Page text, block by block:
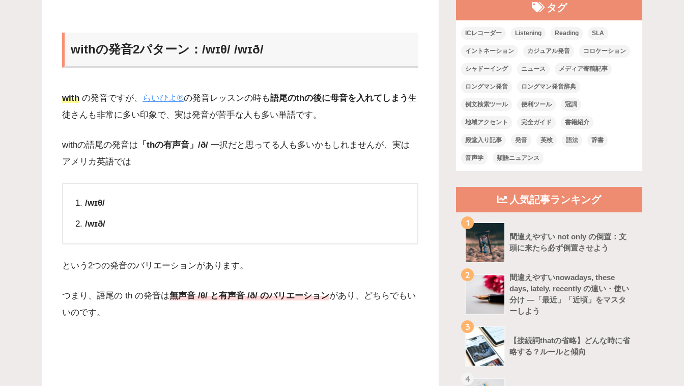
withの発音2パターン：/wɪθ/ /wɪð/
with の発音ですが、 らいひよ®の発音レッスンの時も語尾のthの後に母音を入れてしまう生
徒さんも非常に多い印象で、実は発音が苦手な人も多い単語です。
withの語尾の発音は 「thの有声音」/ð/ 一択だと思ってる人も多いかもしれませんが、実は
アメリカ英語では
/wɪθ/
/wɪð/
という2つの発音のバリエーションがあります。
つまり、語尾の th の発音は無声音/θ/ と有声音 /ð/ のバリエーションがあり、どちらでもい
いのです。
タグ
ICレコーダー Listening Reading SLA
イントネーション カジュアル発音 コロケーション
シャドーイング ニュース メディア寄稿記事
ロングマン発音 ロングマン発音辞典
例文検索ツール 便利ツール 冠詞
地域アクセント 完全ガイド 書籍紹介
殿堂入り記事 発音 英検 語法 辞書
音声学 類語ニュアンス
人気記事ランキング
1
間違えやすい not only の倒置：文
頭に来たら必ず倒置させよう
2
間違えやすいnowadays, these
days, lately, recently の違い・使い
分け ―「最近」「近頃」をマスタ
ーしよう
3
【接続詞thatの省略】どんな時に省
略する？ルールと傾向
4